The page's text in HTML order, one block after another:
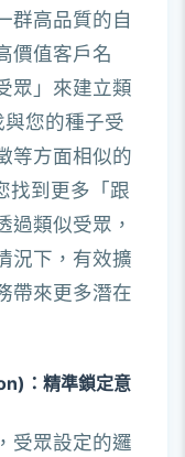
群高品質的自
價值客戶名
眾」來建立類
您的種子受
等方面相似的
找到更多「跟
過類似受眾，
況下，有效擴
帶來更多潛在
：精準鎖定意
受眾設定的邏